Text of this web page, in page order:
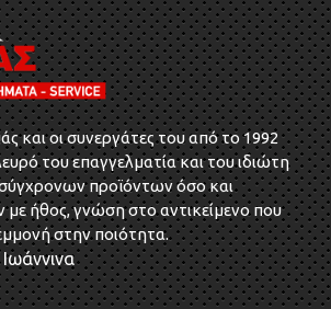
και οι συνεργάτες του από το 1992
του επαγγελματία και του ιδιώτη
προϊόντων όσο και
με ήθος, γνώση στο αντικείμενο που
στην ποιότητα.